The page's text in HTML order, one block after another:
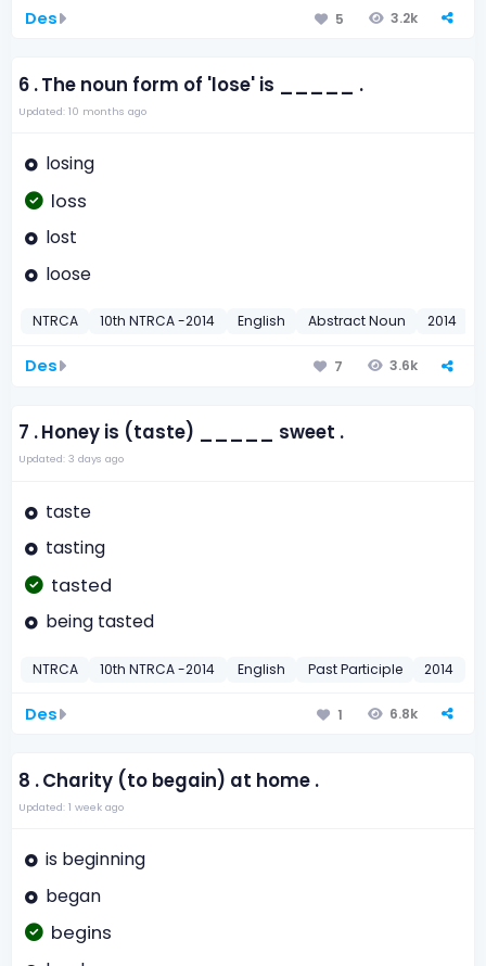
Des 5 3.2k
6 .The noun form of 'lose' is _____ .
Updated: 10 months ago
losing
loss
lost
loose
NTRCA 10th NTRCA -2014 English Abstract Noun 2014
Des 7 3.6k
7 .Honey is (taste) _____ sweet .
Updated: 3 days ago
taste
tasting
tasted
being tasted
NTRCA 10th NTRCA -2014 English Past Participle 2014
Des 1 6.8k
8 .Charity (to begain) at home .
Updated: 1 week ago
is beginning
began
begins